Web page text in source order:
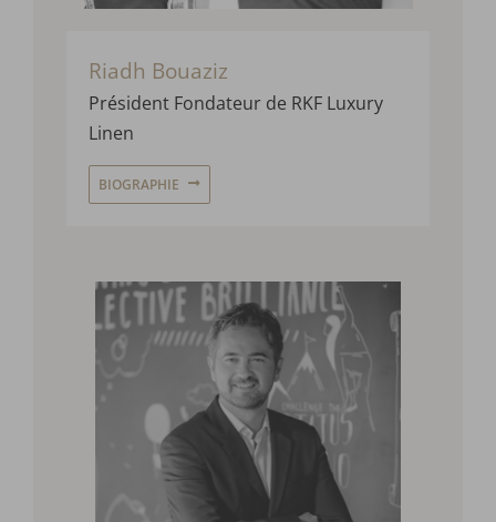
Riadh Bouaziz
Président Fondateur de RKF Luxury
Linen
BIOGRAPHIE